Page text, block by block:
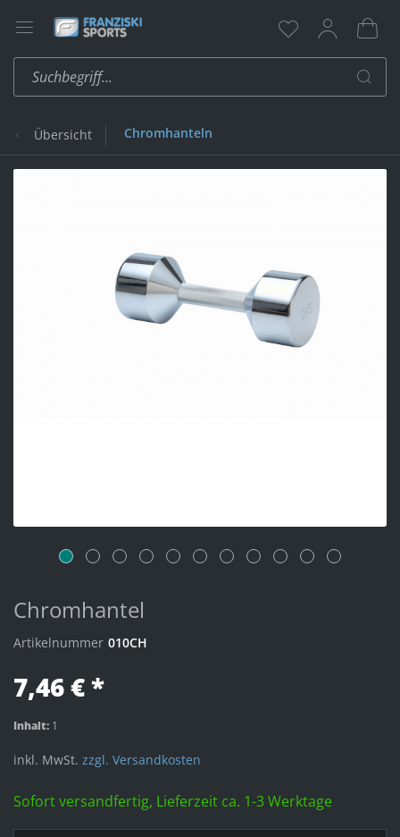
Übersicht Chromhanteln
Chromhantel
Artikelnummer 010CH
7,46 € *
Inhalt: 1
inkl. MwSt. zzgl. Versandkosten
Sofort versandfertig, Lieferzeit ca. 1-3 Werktage